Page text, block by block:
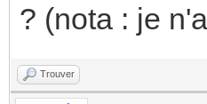
? (nota : je
Trouver